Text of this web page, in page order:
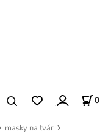
0
masky na tvár